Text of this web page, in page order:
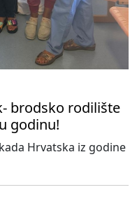
brodsko rodilište
godinu!
Hrvatska iz godine